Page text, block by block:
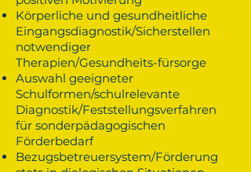
Körperliche und gesundheitliche
Eingangsdiagnostik/Sicherstellen
notwendiger
Therapien/Gesundheits-fürsorge
Auswahl geeigneter
Schulformen/schulrelevante
Diagnostik/Feststellungsverfahren
für sonderpädagogischen
Förderbedarf
Bezugsbetreuersystem/Förderung